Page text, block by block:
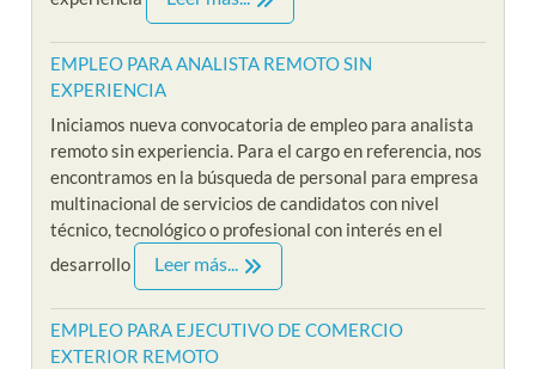
EMPLEO PARA ANALISTA REMOTO SIN
EXPERIENCIA
Iniciamos nueva convocatoria de empleo para analista
remoto sin experiencia. Para el cargo en referencia, nos
encontramos en la búsqueda de personal para empresa
multinacional de servicios de candidatos con nivel
técnico, tecnológico o profesional con interés en el
desarrollo
Leer más...
EMPLEO PARA EJECUTIVO DE COMERCIO
EXTERIOR REMOTO